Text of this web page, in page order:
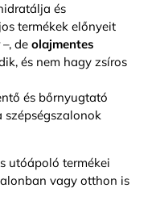
és
termékek előnyeit
de olajmentes
és nem hagy zsíros
és bőrnyugtató
szépségszalonok
utóápoló termékei
vagy otthon is